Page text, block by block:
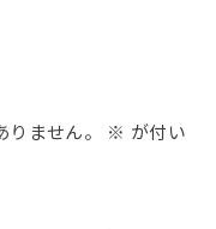
ません。 ※ が付い